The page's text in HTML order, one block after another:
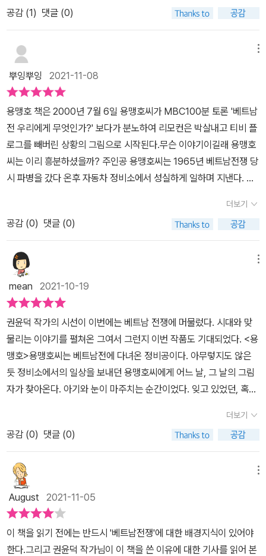
틈날 때마다 사과한다고 하죠. 우리는 과연 그런 자세를 갖고 있는
가? 그리고 또 다른 피해자이기도 한 당시 파병 군인들에게 우리 사
회는 어떻게 다가가고 있는가. 그리고 이를 넘어서서 이런 '역사'를 갖
고 있는 나라의 국민인 현재의 나, 그리고 미래의 우리 아이들은 어떻
게 살아가야 하는가에 대해 생각해 보게 되더라고요. 슬프게도 우리
는 아직도 전쟁 중인 국가이기도 하니 이런 문제는 아이들과 한 번쯤
깊이 이야기를 나눠봐야 하는 내용인 것 같아요. 쉽지 않은 이야기를
그림책으로 만들어주신 작가님과 출판사에게 감사드려요.⠀⠀좋은 책
감사합니다.출판사로부터 책만을 제공받아 주관적으로 작성한 리뷰
입니다.⠀#베트남전쟁 #꽃할머니 #사계절그림책 #사계절출판사 #
사계절어린이 #그림책작가 #제이그림책포럼 #서평이벤트 #그림책
과 일상이 겹치기 시작하며 정상적으로 생활하기 힘들어한다. 권윤
라는 논법으로 전락되지 않도록 깊이 고민하며 작업했다고 한다. 사
계절 출판사 공식 블로그에 작가의 인터뷰가 있다.인터뷰를 읽고 책
을 읽거나, 책을 읽고 인터뷰를 본다면훨씬 더 [용맹호]라는 그림책을
풍부하게 읽을 수 있을 것이다. 인터뷰를 보면 알겠지만책을 쓰면서
마주했던 일상적인 경험들이 작품 속에 녹아 들어있고이전에 쓰신
[꽃할머니]에서 어떻게 이 책이 연결되어 가는지그리고 그림체의 변
화, 비어있음을 활용한 그림들의 영향에 대해 알 수 있다.꼭 인터뷰를
읽어보길 추천한다. <인터뷰 링크>https://blog.naver.com/skjm
가 따라붙는다. 그리고 그 결과는 참전 군인의 몸에 그대로 남는다. 전
쟁이 끝난 후 살생보다 생명에 가치를 두는 일상을 살아야 할 때, 그
간극에서 참전 군인은 어떻게 살아갈 수 있을까?”라는 질문으로 이루
어진 이 그림책, 위의 질문에 작가가 던지는 해답을 보고 싶다면, 책
을 읽어보길 바란다. 역사를 배우기 시작하는 5학년~6학년 이상에
게 추천하며, 특히 현대사를 배우는 6학년 이후의 아이들, 어른들에
게 추천한다. 용맹호를 읽기 전 혹은 읽고 나서 권윤덕 작가의 꽃할
머니, 나무 도장을 추가로 읽어보길 추천한다.그 후,전쟁에 반드시 따
라 붙는 폭력과 잔인함의 비극에 대해 이야기 나누어 보며 그 환경 속
사람들에 대해, 그 환경이 지나갔지만 그 기억을 가지고 살아가는 사
람들에 대해, 앞의 환경을 모르고 살아가는 사람들에 대해. 함께 어떻
게 살아가야함에 대해 함께 읽은 사람들과 함께 이야기를 나누어 보
자 피해자인 용맹호를 통해 우리는 사회적 문제를 어떻게 봐야 하는
지 생각하게 만듭니다. 작가님의 에세이에 이런 이야기가 있습니
다.'나는 내 작업이 한 개인의 삶을 보여 주는 데 머물지 않고, 개인을
지배한 사회구조까지 함께 드러내야 한다고 생각했다. 국가 폭력이나
사회구조적 폭력에 대해 이야기하고 싶었고, 그러면서도 커다란 역사
의 그물망을 빠져나가는 개인들의 소소한 삶도 놓치고 싶지 않았
다.'''가해자성'을 인정하는 데는 커다란 용기가 필요하다. 가해를 공개
적으로 밝히는 순간, 소속된 집단뿐 아니라 사회로부터 비난과 낙인
이 뒤따르고 삶의 발판이 무너지는 것을 감수해야 한다. 우리는 그동
안 이런 사람들의 존재에 대해, 그리고 그들이 지닌 어려움에 대해 관
심을 기울이지 못했다. '가해자성'을 인정한다는 것은 당사자가 새롭
게 세계를 만나는 일이고, 폭력을 멈추게 하는 일이며, 나아가 우리 사
회 전체가 한결 성숙해지는 길이 아닐까.'쉽지 않은 문제를 그림책으
품은 당신처럼 용감하고 아름답습니다.
공감 (1) 댓글 (0)
뿌잉뿌잉 2021-11-08
용맹호 책은 2000년 7월 6일 용맹호씨가 MBC100분 토론 '베트남
전 우리에게 무엇인가?' 보다가 분노하여 리모컨은 박살내고 티비 플
로그를 빼버린 상황의 그림으로 시작된다.무슨 이야기이길래 용맹호
씨는 이리 흥분하셨을까? 주인공 용맹호씨는 1965년 베트남전쟁 당
시 파병을 갔다 온후 자동차 정비소에서 성실하게 일하며 지낸다. 용
상들을 기억하며 날마다 괴롭게 지내는것 같다. 일상의 장면에서 엄
마와 함께 있던 아기와 눈이 마주쳤을 때, 숨이 턱 막힌다. 베트남 빈
딘성 마을 농가에서 평범한 주민들을 죽였던 기억들 때문에 괴로워한
다. 잠도 깊이 자기 어렵고 단란한 가정도 유지하기 어려웠다. 전쟁의
기억이 되살아날때마다 귀, 가슴, 눈, 발 등이 기형처럼 자라났는데 다
음 문장을 읽을 때 그런 고통 중에서 자신의 삶을 나름대로 열심히 살
아내는 용맹호씨가 안쓰러워 내 마음이 쿵! 내려앉았다.[용맹호씨는
오늘도 정비소에 가요.귀가 셋, 가슴 셋, 눈이 셋, 발이 셋, 부푼 몸으
로 파란하늘 뭉게구름을 이름 속에 품고 가요.] 책에서 용맹호씨는 상
반신은 호랑이의 모습을 하고 있다. 차마 무고한 사람들을 죽인 죄책
감으로 얼굴을 들고 다니지 못하는 심정을 권윤덕 작가님은 그렇게
표현 하신 걸까?사람들이 죽어간 그 자리엔 예쁜 부레옥잠 꽃은 피어
나지만 고통의 기억 속에서 몸부림 치던 용맹호씨는 결국 거리에 쓰
러져 눈물만 흘리고 있다. 그 눈물 속엔 미안함 한 가득, 후회하는 마
까? 쓰러진 용맹호씨를 시민들이 살려내는 마지막 장면은 우리모두
가 이땅의 수많은 용맹호씨들을 그렇게 품으며 갈등을 해결하고 평화
를 이뤄가야 한다는 울림을 주기에 충분했다. 늘 아프고 고통스러웠
던 역사 문제에 대해 다시 한번 돌아보게 하는 주제로 평화와 치유를
전해주는 권윤덕 작가님의 멋진 책 한 권을 다시 만났다.
더보기
공감 (0) 댓글 (0)
mean 2021-10-19
권윤덕 작가의 시선이 이번에는 베트남 전쟁에 머물렀다. 시대와 맞
물리는 이야기를 펼쳐온 그여서 그런지 이번 작품도 기대되었다. ​<용
맹호>용맹호씨는 베트남전에 다녀온 정비공이다. 아무렇지도 않은
듯 정비소에서의 일상을 보내던 용맹호씨에게 어느 날, 그 날의 그림
자가 찾아온다. 아기와 눈이 마주치는 순간이었다. 잊고 있었던, 혹은
호씨는 어느 날엔 귀가 셋이 되고, 가슴이, 눈이, 발이 셋이 된다. 그
날의 가해자였던 하지만 그도 역시 피해자였던,아무것도 규정할 수
없고, 규정된 바 없는 그날에서 여전히 용맹호 씨는 죄의식과 피해의
식 사이를 오가고,그런 용맹호씨를 향해 구호의 손길을 내미는 이들
의 평화는평화롭지만 불완전해 보이기도 한다. ​역사적 비극이었다는
말로는 너무 많은 사람들의 삶이 달라졌다. 진심으로 화해하고 나아
가는 일은 왜 그리 힘들고 복잡한 것일까?​많은 생각을 하게 하는 그
림책이다.
더보기
공감 (0) 댓글 (0)
August 2021-11-05
이 책을 읽기 전에는 반드시 '베트남전쟁'에 대한 배경지식이 있어야
한다.그리고 권윤덕 작가님이 이 책을 쓴 이유에 대한 기사를 읽어 본